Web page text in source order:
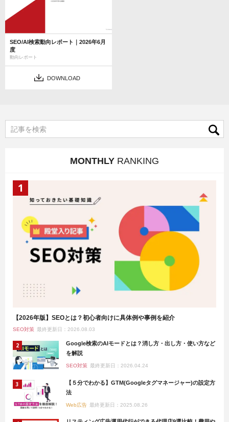
SEO/AI検索動向レポート｜2026年6月
度
動向レポート
DOWNLOAD
MONTHLY RANKING
【2026年版】SEOとは？初心者向けに具体例や事例を紹介
SEO対策 最終更新日：2026.08.03
Google検索のAIモードとは？消し方・出し方・使い方など
を解説
SEO対策 最終更新日：2026.04.24
【５分でわかる】GTM(Googleタグマネージャー)の設定方
法
Web広告 最終更新日：2025.08.26